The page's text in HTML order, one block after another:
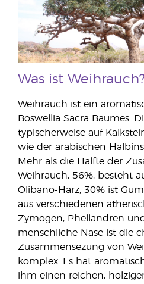
Was ist Weihrauch?
Weihrauch ist ein
Boswellia Sacra Baumes.
typischerweise auf
wie der arabischen
Mehr als die Hälfte der
Weihrauch, 56%, besteht
Olibano-Harz, 30% ist
aus verschiedenen
Zymogen, Phellandren
menschliche Nase ist die
Zusammensezung von
komplex. Es hat
ihm einen reichen,